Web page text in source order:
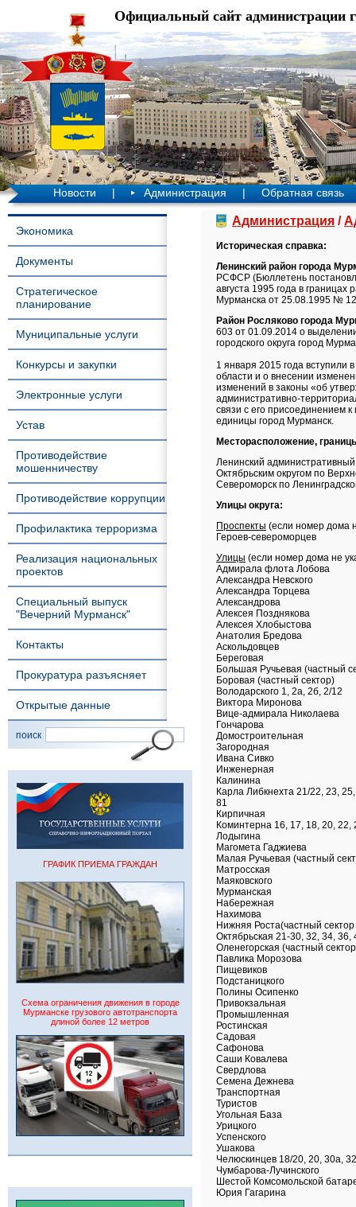
Официальный сайт администрации
Новости | Администрация | Обратная связь
Экономика
Документы
Стратегическое
планирование
Муниципальные услуги
Конкурсы и закупки
Электронные услуги
Устав
Противодействие
мошенничеству
Противодействие коррупции
Профилактика терроризма
Реализация национальных
проектов
Специальный выпуск
"Вечерний Мурманск"
Контакты
Прокуратура разъясняет
Открытые данные
поиск
ГРАФИК ПРИЕМА ГРАЖДАН
Схема ограничения движения в городе
Мурманске грузового автотранспорта
длиной более 12 метров
Администрация /
Историческая справка:
Ленинский район города
РСФСР (Бюллетень
августа 1995 года в
Мурманска от 25.08.1995 №
Район Росляково города
603 от 01.09.2014 о
городского округа город
1 января 2015 года
области и о внесении
изменений в законы «об
административно-
связи с его присоединением
единицы город Мурманск.
Месторасположение,
Ленинский административный
Октябрьским округом по
Североморск по
Улицы округа:
Проспекты (если номер дома
Героев-cевероморцев
Улицы (если номер дома не
Адмирала флота Лобова
Александра Невского
Александра Торцева
Александрова
Алексея Позднякова
Алексея Хлобыстова
Анатолия Бредова
Аскольдовцев
Береговая
Большая Ручьевая (частный
Боровая (частный сектор)
Володарского 1, 2а, 2б, 2/12
Виктора Миронова
Вице-адмирала Николаева
Гончарова
Домостроительная
Загородная
Ивана Сивко
Инженерная
Калинина
Карла Либкнехта 21/22, 23,
81
Кирпичная
Коминтерна 16, 17, 18, 20, 22,
Лодыгина
Магомета Гаджиева
Малая Ручьевая (частный
Матросская
Маяковского
Мурманская
Набережная
Нахимова
Нижняя Роста(частный сектор
Октябрьская 21-30, 32, 34, 36,
Оленегорская (частный
Павлика Морозова
Пищевиков
Подстаницкого
Полины Осипенко
Привокзальная
Промышленная
Ростинская
Садовая
Сафонова
Саши Ковалева
Свердлова
Семена Дежнева
Транспортная
Туристов
Угольная База
Урицкого
Успенского
Ушакова
Челюскинцев 18/20, 20, 30а,
Чумбарова-Лучинского
Шестой Комсомольской
Юрия Гагарина